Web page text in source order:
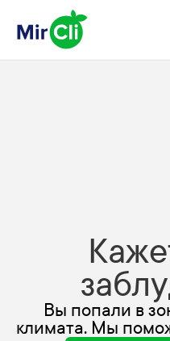
Вы попали в
климата. Мы